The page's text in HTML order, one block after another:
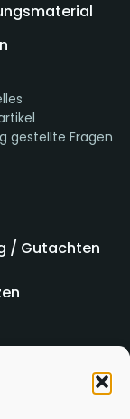
gestellte Fragen
/ Gutachten